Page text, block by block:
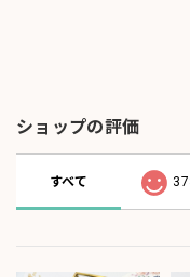
ショップの評価
すべて